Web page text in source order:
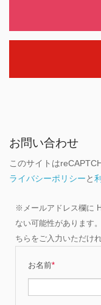
お問い合わせ
このサイトは
ライバシーポリシーと
※メールアドレス欄に
ない可能性があります
ちらをご入力いただけ
お名前*